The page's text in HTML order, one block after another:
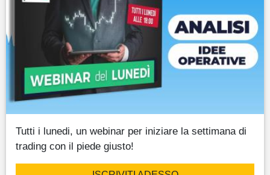
Tutti i lunedi, un webinar per iniziare la settimana di
trading con il piede giusto!